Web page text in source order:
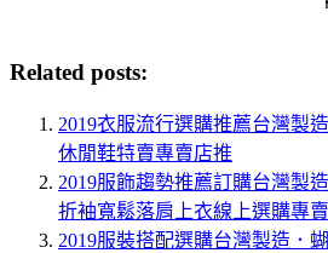
Related posts:
2019衣服流行選購推薦台灣製
休閒鞋特賣專賣店推
2019服飾趨勢推薦訂購台灣製
折袖寬鬆落肩上衣線上選購專賣
2019服裝搭配選購台灣製造．